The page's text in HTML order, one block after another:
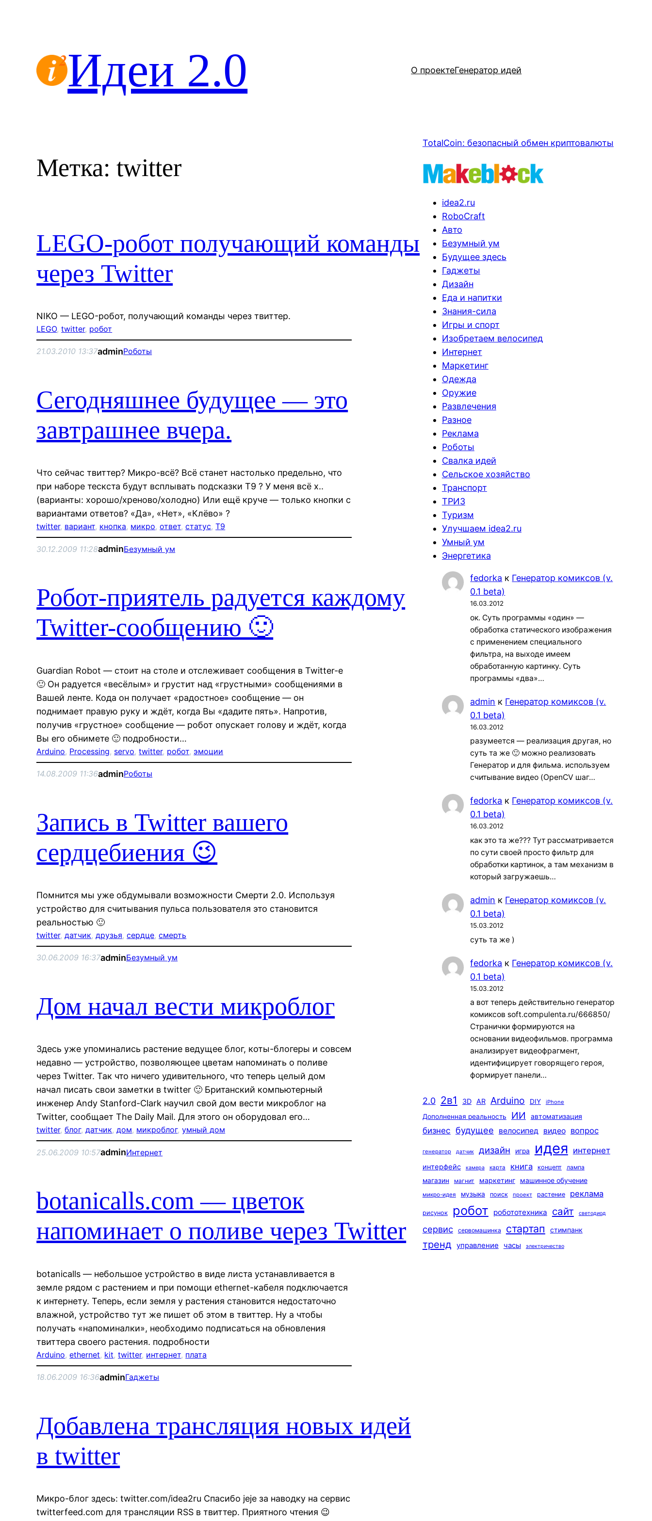
Идеи 2.0 О проектеГенератор идей
Метка:twitter
LEGO-робот получающий команды
через Twitter
NIKO — LEGO-робот, получающий команды через твиттер.
LEGO, twitter, робот
21.03.2010 13:37adminРоботы
Сегодняшнее будущее — это
завтрашнее вчера.
Что сейчас твиттер? Микро-всё? Всё станет настолько предельно, что
при наборе тескста будут всплывать подсказки Т9 ? У меня всё х..
(варианты: хорошо/хреново/холодно) Или ещё круче — только кнопки с
вариантами ответов? «Да», «Нет», «Клёво» ?
twitter, вариант, кнопка, микро, ответ, статус, Т9
30.12.2009 11:28adminБезумный ум
Робот-приятель радуется каждому
Twitter-сообщению 🙂
Guardian Robot — стоит на столе и отслеживает сообщения в Twitter-е
🙂 Он радуется «весёлым» и грустит над «грустными» сообщениями в
Вашей ленте. Кода он получает «радостное» сообщение — он
поднимает правую руку и ждёт, когда Вы «дадите пять». Напротив,
получив «грустное» сообщение — робот опускает голову и ждёт, когда
Вы его обнимете 🙂 подробности…
Arduino, Processing, servo, twitter, робот, эмоции
14.08.2009 11:36adminРоботы
Запись в Twitter вашего
сердцебиения 😉
Помнится мы уже обдумывали возможности Смерти 2.0. Используя
устройство для считывания пульса пользователя это становится
реальностью 🙂
twitter, датчик, друзья, сердце, смерть
30.06.2009 16:37adminБезумный ум
Дом начал вести микроблог
Здесь уже упоминались растение ведущее блог, коты-блогеры и совсем
недавно — устройство, позволяющее цветам напоминать о поливе
через Twitter. Так что ничего удивительного, что теперь целый дом
начал писать свои заметки в twitter 🙂 Британский компьютерный
инженер Andy Stanford-Clark научил свой дом вести микроблог на
Twitter, сообщает The Daily Mail. Для этого он оборудовал его…
twitter, блог, датчик, дом, микроблог, умный дом
25.06.2009 10:57adminИнтернет
botanicalls.com — цветок
напоминает о поливе через Twitter
botanicalls — небольшое устройство в виде листа устанавливается в
земле рядом с растением и при помощи ethernet-кабеля подключается
к интернету. Теперь, если земля у растения становится недостаточно
влажной, устройство тут же пишет об этом в твиттер. Ну а чтобы
получать «напоминалки», необходимо подписаться на обновления
твиттера своего растения. подробности
Arduino, ethernet, kit, twitter, интернет, плата
18.06.2009 16:36adminГаджеты
Добавлена трансляция новых идей
в twitter
Микро-блог здесь: twitter.com/idea2ru Спасибо jeje за наводку на сервис
twitterfeed.com для трансляции RSS в твиттер. Приятного чтения 😉
TotalCoin: безопасный обмен криптовалюты
idea2.ru
RoboCraft
Авто
Безумный ум
Будущее здесь
Гаджеты
Дизайн
Еда и напитки
Знания-сила
Игры и спорт
Изобретаем велосипед
Интернет
Маркетинг
Одежда
Оружие
Развлечения
Разное
Реклама
Роботы
Свалка идей
Сельское хозяйство
Транспорт
ТРИЗ
Туризм
Улучшаем idea2.ru
Умный ум
Энергетика
fedorka к Генератор комиксов (v.
0.1 beta)
16.03.2012
ок. Суть программы «один» —
обработка статического изображения
с применением специального
фильтра, на выходе имеем
обработанную картинку. Суть
программы «два»…
admin к Генератор комиксов (v.
0.1 beta)
16.03.2012
разумеется — реализация другая, но
суть та же 🙂 можно реализовать
Генератор и для фильма. используем
считывание видео (OpenCV шаг…
fedorka к Генератор комиксов (v.
0.1 beta)
16.03.2012
как это та же??? Тут рассматривается
по сути своей просто фильтр для
обработки картинок, а там механизм в
который загружаешь…
admin к Генератор комиксов (v.
0.1 beta)
15.03.2012
суть та же )
fedorka к Генератор комиксов (v.
0.1 beta)
15.03.2012
а вот теперь действительно генератор
комиксов soft.compulenta.ru/666850/
Странички формируются на
основании видеофильмов. программа
анализирует видеофрагмент,
идентифицирует говорящего героя,
формирует панели…
2.0 2в1 3D AR Arduino DIY iPhone
Дополненная реальность ИИ автоматизация
бизнес будущее велосипед видео вопрос
генератор датчик дизайн игра идея интернет
интерфейс камера карта книга концепт лампа
магазин магнит маркетинг машинное обучение
микро-идея музыка поиск проект растение реклама
рисунок робот робототехника сайт светодиод
сервис сервомашинка стартап стимпанк
тренд управление часы электричество